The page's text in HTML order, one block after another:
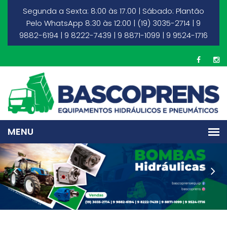
Segunda a Sexta: 8:00 às 17.00 | Sábado: Plantão
Pelo WhatsApp 8:30 às 12:00 | (19) 3035-2714 | 9
9882-6194 | 9 8222-7439 | 9 8871-1099 | 9 9524-1716